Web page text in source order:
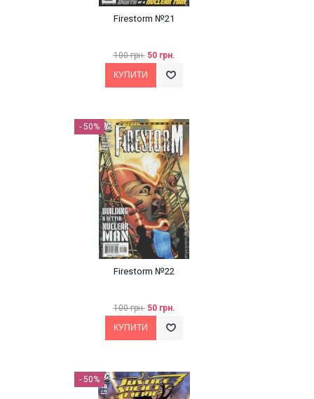
Firestorm №21
100 грн. 50 грн.
- 50%
Firestorm №22
100 грн. 50 грн.
- 50%